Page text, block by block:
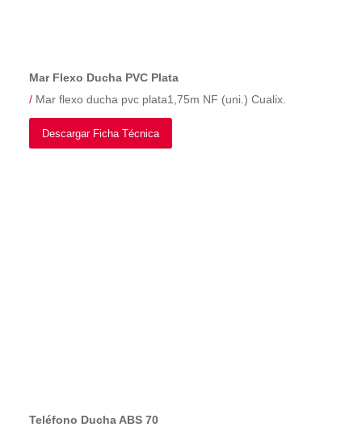
Mar Flexo Ducha PVC Plata
/Mar flexo ducha pvc plata1,75m NF (uni.) Cualix.
Descargar Ficha Técnica
Teléfono Ducha ABS 70